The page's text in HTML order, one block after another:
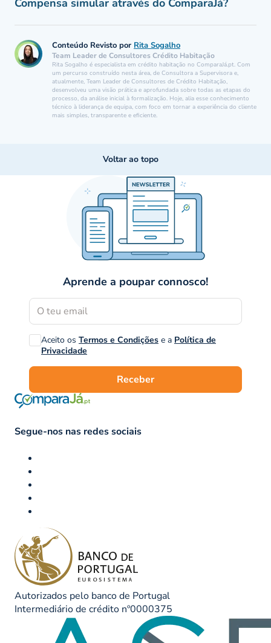
Compensa simular através do ComparaJá?
Conteúdo Revisto por Rita Sogalho
Team Leader de Consultores Crédito Habitação
Rita Sogalho é especialista em crédito habitação no ComparaJá.pt. Com
um percurso construído nesta área, de Consultora a Supervisora e,
atualmente, Team Leader de Consultores de Crédito Habitação,
desenvolveu uma visão prática e aprofundada sobre todas as etapas do
processo, da análise inicial à formalização. Hoje, alia esse conhecimento
técnico à liderança de equipa, com foco em tornar a experiência do cliente
mais simples, transparente e eficiente.
Voltar ao topo
Aprende a poupar connosco!
Aceito os Termos e Condições e a Política de
Privacidade
Receber
Segue-nos nas redes sociais
Autorizados pelo banco de Portugal
Intermediário de crédito nº0000375